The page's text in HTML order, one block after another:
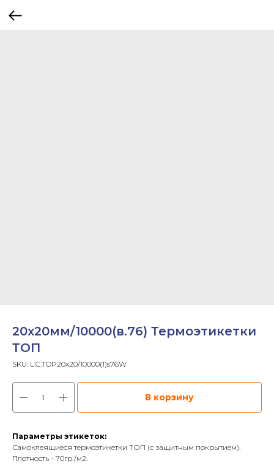
20х20мм/10000(в.76) Термоэтикетки
ТОП
SKU: L.C.TOP20x20/10000(1)s76W
В корзину
Параметры этикеток:
Самоклеящиеся термоэтикетки ТОП (с защитным покрытием).
Плотность - 70гр./м2.